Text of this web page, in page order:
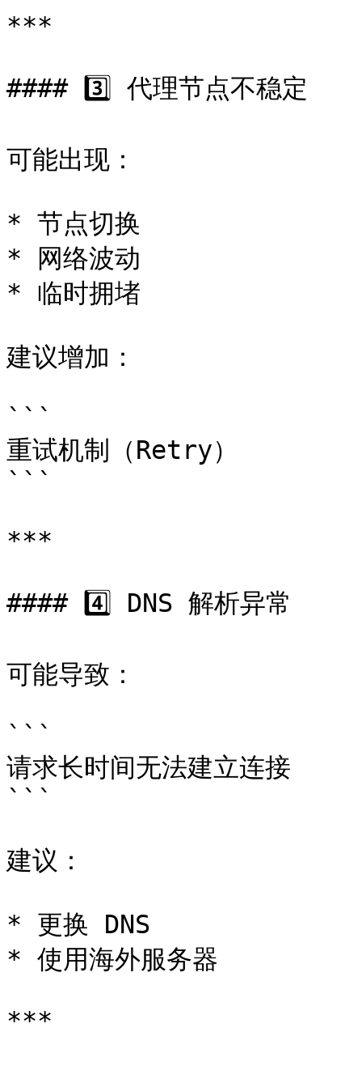
***
#### 3️⃣ 代理节点不稳定
可能出现：
* 节点切换
* 网络波动
* 临时拥堵
建议增加：
```
重试机制（Retry）
```
***
#### 4️⃣ DNS 解析异常
可能导致：
```
请求长时间无法建立连接
```
建议：
* 更换 DNS
* 使用海外服务器
***